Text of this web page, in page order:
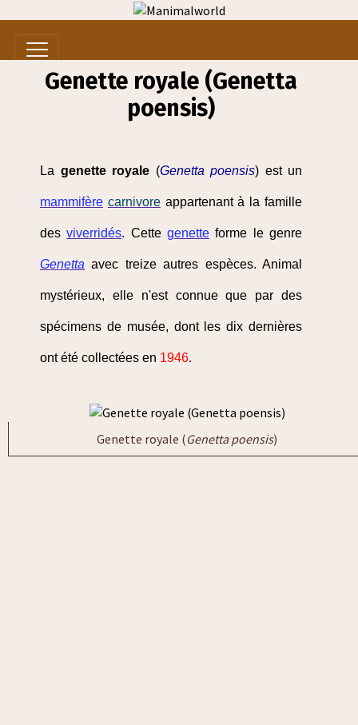
Genette royale (Genetta
poensis)
La genette royale (Genetta poensis) est un
mammifère carnivoreappartenant à la famille
desviverridés. Cettegenette forme le genre
Genetta avec treize autres espèces. Animal
mystérieux, elle n'est connue que par des
spécimens de musée, dont les dix dernières
ont été collectées en 1946.
Genette royale (Genetta poensis)